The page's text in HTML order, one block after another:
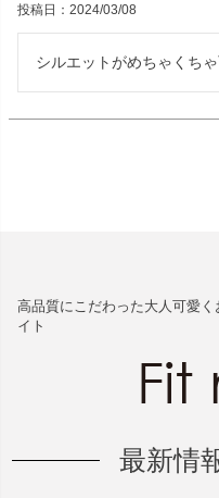
投稿日 2024/03/08
シルエットがめちゃくち
高品質にこだわった大人可愛
イト
最新情